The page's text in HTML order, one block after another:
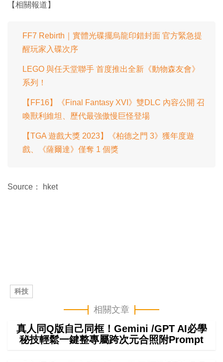
【相關報道】
FF7 Rebirth｜實體光碟擺烏龍印錯封面 官方緊急提
醒玩家入碟次序
LEGO 與任天堂聯手 首度推出全新《動物森友會》
系列！
【FF16】《Final Fantasy XVI》雙DLC 內容公開 召
喚獸利維坦、歷代最強傲慢巨怪登場
【TGA 遊戲大獎 2023】《柏德之門 3》獲年度遊
戲、《薩爾達》僅奪 1 個獎
Source： hket
科技
相關文章
真人同Q版自己同框！Gemini /GPT AI必學
秘技輕鬆一鍵整專屬跨次元合照附Prompt